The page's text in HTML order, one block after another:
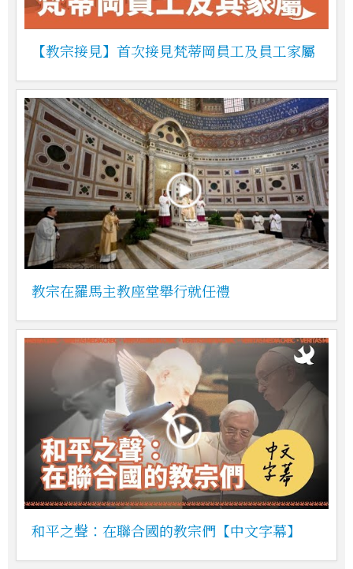
【教宗接見】首次接見梵蒂岡員工及員工家屬
教宗在羅馬主教座堂舉行就任禮
和平之聲：在聯合國的教宗們【中文字幕】